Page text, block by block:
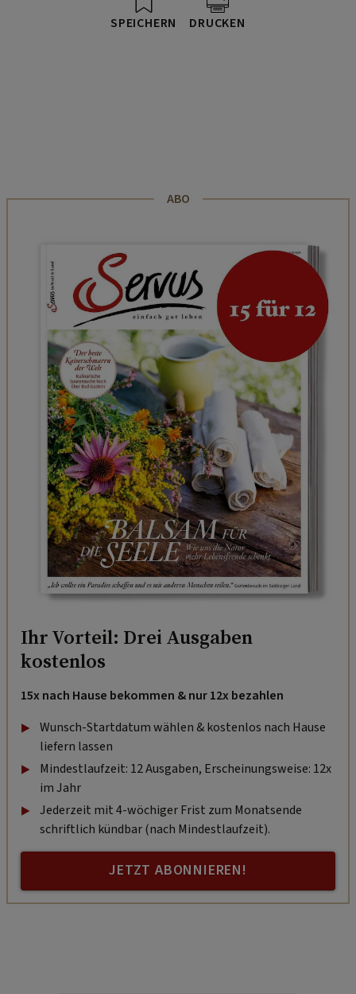
SPEICHERN DRUCKEN
ABO
Ihr Vorteil: Drei Ausgaben
kostenlos
15x nach Hause bekommen & nur 12x bezahlen
Wunsch-Startdatum wählen & kostenlos nach Hause
liefern lassen
Mindestlaufzeit: 12 Ausgaben, Erscheinungsweise: 12x
im Jahr
Jederzeit mit 4-wöchiger Frist zum Monatsende
schriftlich kündbar (nach Mindestlaufzeit).
JETZT ABONNIEREN!